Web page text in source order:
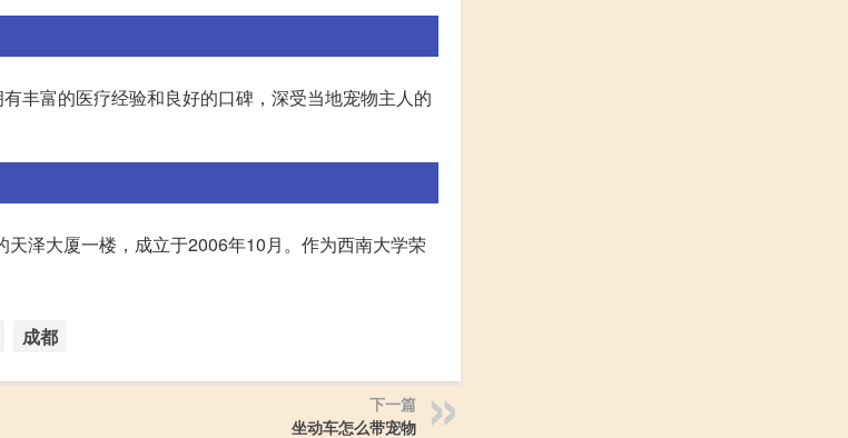
丰富的医疗经验和良好的口碑，深受当地宠物主人的
泽大厦一楼，成立于2006年10月。作为西南大学荣
成都
下一篇
坐动车怎么带宠物